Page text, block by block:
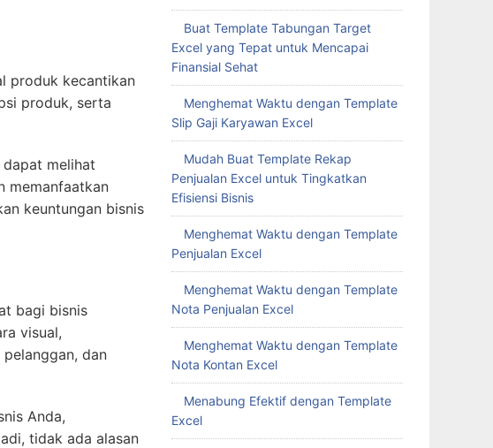
produk kecantikan
produk, serta
melihat
memanfaatkan
keuntungan bisnis
bagi bisnis
visual,
dan
Anda,
tidak ada alasan
Buat Template Tabungan Target
Excel yang Tepat untuk Mencapai
Finansial Sehat
Menghemat Waktu dengan Template
Slip Gaji Karyawan Excel
Mudah Buat Template Rekap
Penjualan Excel untuk Tingkatkan
Efisiensi Bisnis
Menghemat Waktu dengan Template
Penjualan Excel
Menghemat Waktu dengan Template
Nota Penjualan Excel
Menghemat Waktu dengan Template
Nota Kontan Excel
Menabung Efektif dengan Template
Excel